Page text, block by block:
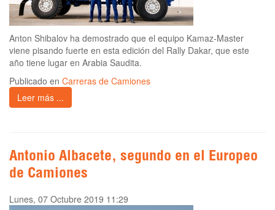
Anton Shibalov ha demostrado que el equipo Kamaz-Master
viene pisando fuerte en esta edición del Rally Dakar, que este
año tiene lugar en Arabia Saudita.
Publicado en Carreras de Camiones
Leer más ...
Antonio Albacete, segundo en el Europeo
de Camiones
Lunes, 07 Octubre 2019 11:29